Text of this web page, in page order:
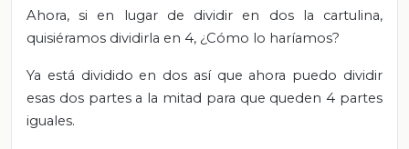
Ahora, si en lugar de dividir en dos la cartulina,
quisiéramos dividirla en 4, ¿Cómo lo haríamos?
Ya está dividido en dos así que ahora puedo dividir
esas dos partes a la mitad para que queden 4 partes
iguales.